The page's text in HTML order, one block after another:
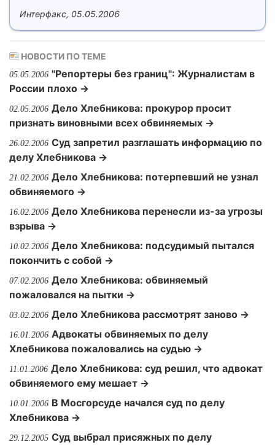
Интерфакс, 05.05.2006
НОВОСТИ ПО ТЕМЕ
05.05.2006 "Репортеры без границ": Журналистам в
России плохо →
02.05.2006 Дело Хлебникова: прокурор просит
признать виновными всех обвиняемых →
26.02.2006 Суд запретил разглашать информацию по
делу Хлебникова →
21.02.2006 Дело Хлебникова: потерпевший не узнал
обвиняемого →
16.02.2006 Дело Хлебникова перенесли из-за угрозы
взрыва →
10.02.2006 Дело Хлебникова: подсудимый пытался
покончить с собой →
07.02.2006 Дело Хлебникова: обвиняемый
пожаловался на пытки →
03.02.2006 Дело Хлебникова рассмотрят заново →
16.01.2006 Адвокаты обвиняемых по делу
Хлебникова пожаловались на судью →
11.01.2006 Дело Хлебникова: суд решил, что адвокат
обвиняемого ему мешает →
10.01.2006 В Мосгорсуде начался суд по делу
Хлебникова →
29.12.2005 Суд выбрал присяжных по делу